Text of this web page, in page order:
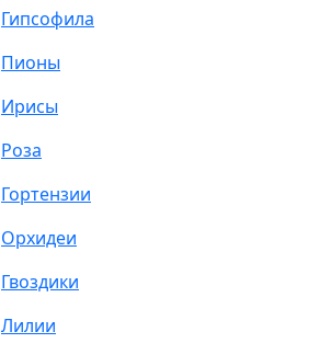
Гипсофила
Пионы
Ирисы
Роза
Гортензии
Орхидеи
Гвоздики
Лилии